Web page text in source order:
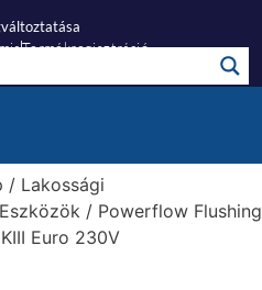
Termékregisztráció
/ Lakossági
Eszközök/ Powerflow Flushing
Euro 230V